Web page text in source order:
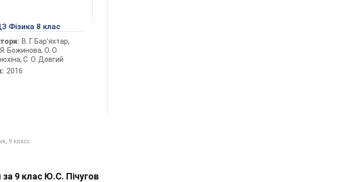
Фізика 8 клас
В. Г. Бар’яхтар,
Божинова, О. О.
С. О. Довгий
2016
9 класс
9 клас Ю.С. Пічугов